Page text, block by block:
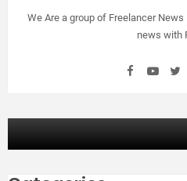
We Are a group of Freelancer News
news with